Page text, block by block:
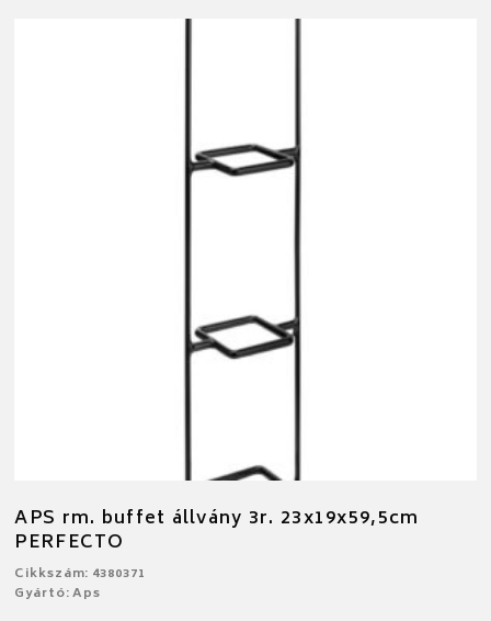
APS rm. buffet állvány 3r. 23x19x59,5cm
PERFECTO
Cikkszám: 4380371
Gyártó: Aps